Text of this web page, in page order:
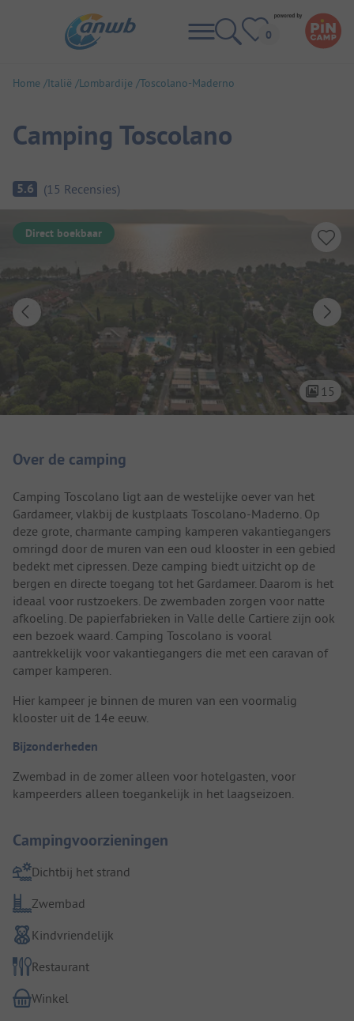
Home Italië Lombardije Toscolano-Maderno
Camping Toscolano
Camping overzicht
5.6 (15 Recensies)
Direct boekbaar
15
Over de camping
Camping Toscolano ligt aan de westelijke oever van het
Gardameer, vlakbij de kustplaats Toscolano-Maderno. Op
deze grote, charmante camping kamperen vakantiegangers
omringd door de muren van een oud klooster in een gebied
bedekt met cipressen. Deze camping biedt uitzicht op de
bergen en directe toegang tot het Gardameer. Daarom is het
ideaal voor rustzoekers. De zwembaden zorgen voor natte
afkoeling. De papierfabrieken in Valle delle Cartiere zijn ook
een bezoek waard. Camping Toscolano is vooral
aantrekkelijk voor vakantiegangers die met een caravan of
camper kamperen.
Hier kampeer je binnen de muren van een voormalig
klooster uit de 14e eeuw.
Bijzonderheden
Zwembad in de zomer alleen voor hotelgasten, voor
kampeerders alleen toegankelijk in het laagseizoen.
Campingvoorzieningen
Dichtbij het strand
Zwembad
Kindvriendelijk
Restaurant
Winkel